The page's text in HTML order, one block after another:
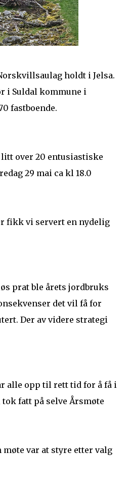
holdt i Jelsa.
i Suldal kommune i
fastboende.
litt over 20 entusiastiske
29 mai ca kl 18.0
fikk vi servert en nydelig
prat ble årets jordbruks
det vil få for
Der av videre strategi
alle opp til rett tid for å få i
fatt på selve Årsmøte
møte var at styre etter valg